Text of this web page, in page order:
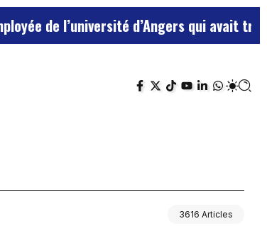
l’université d’Angers qui avait traité ses
3616 Articles